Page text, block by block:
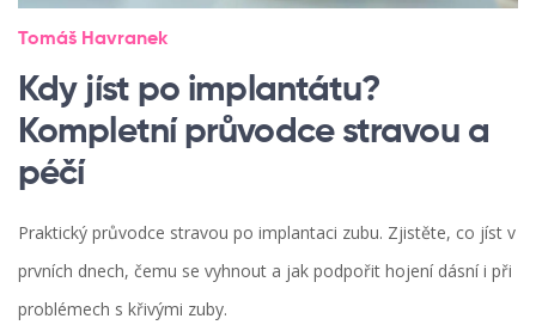
Tomáš Havranek
Kdy jíst po implantátu?
Kompletní průvodce stravou a
péčí
Praktický průvodce stravou po implantaci zubu. Zjistěte, co jíst v
prvních dnech, čemu se vyhnout a jak podpořit hojení dásní i při
problémech s křivými zuby.